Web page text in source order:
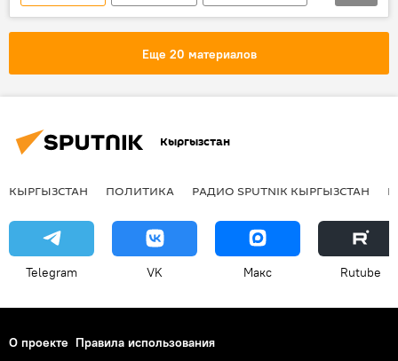
Происшествия
Генеральная прокуратура
Задержания по делу о "раке" Азиза Батукаева
Еще 20 материалов
Кыргызстан
КЫРГЫЗСТАН ПОЛИТИКА РАДИО SPUTNIK КЫРГЫЗСТАН
Telegram VK Макс Rutube
О проекте Правила использования